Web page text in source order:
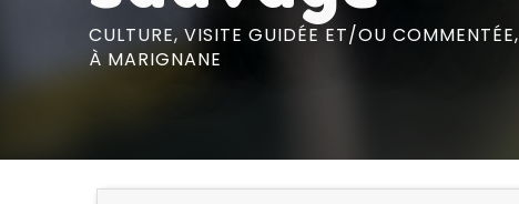
CULTURE, VISITE GUIDÉE ET/OU COMMENTÉE,
À MARIGNANE